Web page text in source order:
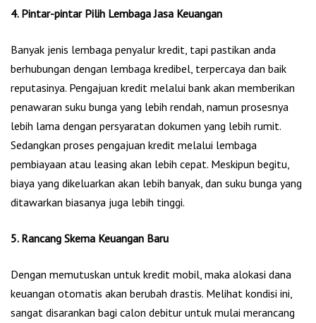
4. Pintar-pintar Pilih Lembaga Jasa Keuangan
Banyak jenis lembaga penyalur kredit, tapi pastikan anda
berhubungan dengan lembaga kredibel, terpercaya dan baik
reputasinya. Pengajuan kredit melalui bank akan memberikan
penawaran suku bunga yang lebih rendah, namun prosesnya
lebih lama dengan persyaratan dokumen yang lebih rumit.
Sedangkan proses pengajuan kredit melalui lembaga
pembiayaan atau leasing akan lebih cepat. Meskipun begitu,
biaya yang dikeluarkan akan lebih banyak, dan suku bunga yang
ditawarkan biasanya juga lebih tinggi.
5. Rancang Skema Keuangan Baru
Dengan memutuskan untuk kredit mobil, maka alokasi dana
keuangan otomatis akan berubah drastis. Melihat kondisi ini,
sangat disarankan bagi calon debitur untuk mulai merancang